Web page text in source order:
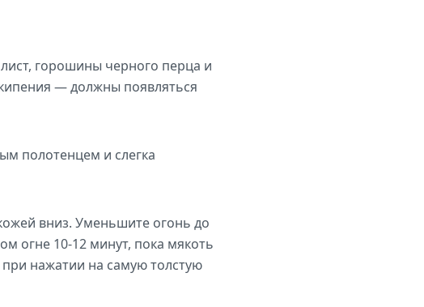
горошины черного перца и
— должны появляться
полотенцем и слегка
вниз. Уменьшите огонь до
огне 10-12 минут, пока мякоть
при нажатии на самую толстую